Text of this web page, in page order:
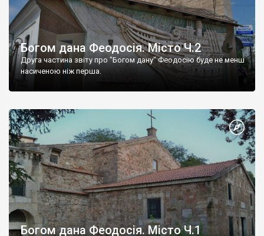
Богом дана Феодосія. Місто Ч.2
Друга частина звіту про "Богом дану" Феодосію буде не менш
насиченою ніж перша.
Богом дана Феодосія. Місто Ч.1